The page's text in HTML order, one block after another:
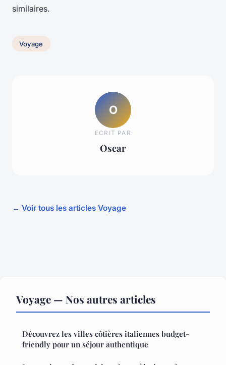
similaires.
Voyage
O
ECRIT PAR
Oscar
← Voir tous les articles Voyage
Voyage — Nos autres articles
Découvrez les villes côtières italiennes budget-
friendly pour un séjour authentique